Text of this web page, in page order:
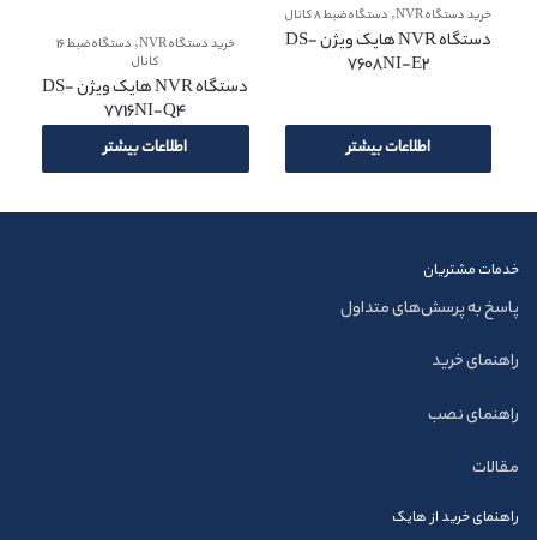
خرید دستگاه NVR ,دستگاه ضبط 8 کانال
دستگاه NVR هایک ویژن DS-
7608NI-E2
اطلاعات بیشتر
خرید دستگاه NVR ,
دستگاه ضبط 16
کانال
دستگاه NVR هایک ویژن DS-
7716NI-Q4
اطلاعات بیشتر
خدمات مشتریان
پاسخ به پرسش‌های متداول
راهنمای خرید
راهنمای نصب
مقالات
راهنمای خرید از هایک